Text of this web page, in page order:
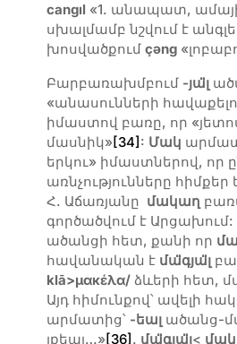
cangıl «1. անապատ, ամայի
սխալմամբ նշվում է
խոսվածքում çəng
Բարբառախմբում -յալ
«անասունների
իմաստով բառը, որ
մասնիկ»[34] : Մակ
երկու» իմաստներով, որ
առնչությունները հիմքեր
Հ. Աճառյանը մակաղ
գործածվում է Արցախում:
ածանցի հետ, քանի որ
հավանական է մագյալ
klā>μακέλα/ ձևերի հետ,
Այդ հիմունքով՝ ավելի
արմատից՝ -եալ ածանց-
լքեալ…»[36] . մագյալ<